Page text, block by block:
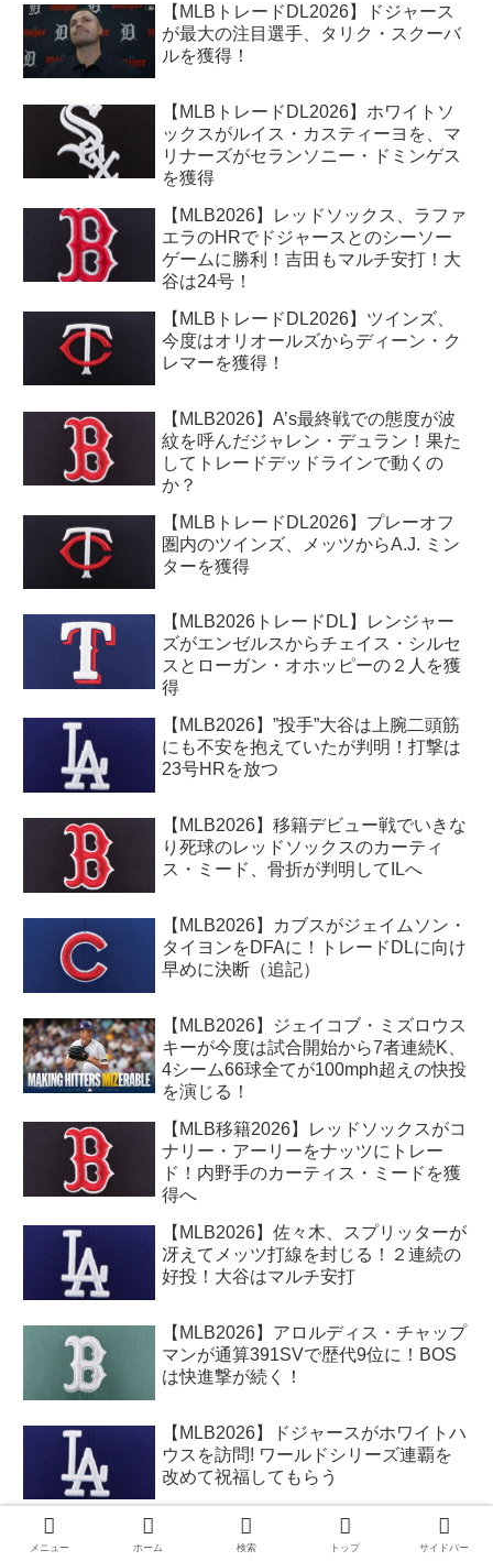
【MLBトレードDL2026】ドジャース
が最大の注目選手、タリク・スクーバ
ルを獲得！
【MLBトレードDL2026】ホワイトソ
ックスがルイス・カスティーヨを、マ
リナーズがセランソニー・ドミンゲス
を獲得
【MLB2026】レッドソックス、ラファ
エラのHRでドジャースとのシーソー
ゲームに勝利！吉田もマルチ安打！大
谷は24号！
【MLBトレードDL2026】ツインズ、
今度はオリオールズからディーン・ク
レマーを獲得！
【MLB2026】A’s最終戦での態度が波
紋を呼んだジャレン・デュラン！果た
してトレードデッドラインで動くの
か？
【MLBトレードDL2026】プレーオフ
圏内のツインズ、メッツからA.J. ミン
ターを獲得
【MLB2026トレードDL】レンジャー
ズがエンゼルスからチェイス・シルセ
スとローガン・オホッピーの２人を獲
得
【MLB2026】”投手”大谷は上腕二頭筋
にも不安を抱えていたが判明！打撃は
23号HRを放つ
【MLB2026】移籍デビュー戦でいきな
り死球のレッドソックスのカーティ
ス・ミード、骨折が判明してILへ
【MLB2026】カブスがジェイムソン・
タイヨンをDFAに！トレードDLに向け
早めに決断（追記）
【MLB2026】ジェイコブ・ミズロウス
キーが今度は試合開始から7者連続K、
4シーム66球全てが100mph超えの快投
を演じる！
【MLB移籍2026】レッドソックスがコ
ナリー・アーリーをナッツにトレー
ド！内野手のカーティス・ミードを獲
得へ
【MLB2026】佐々木、スプリッターが
冴えてメッツ打線を封じる！２連続の
好投！大谷はマルチ安打
【MLB2026】アロルディス・チャップ
マンが通算391SVで歴代9位に！BOS
は快進撃が続く！
【MLB2026】ドジャースがホワイトハ
ウスを訪問! ワールドシリーズ連覇を
改めて祝福してもらう
【MLB2026】レッドソックス、テッ
ド・ウィリアムスがいた1946年のチー
メニュー ホーム 検索 トップ サイドバー